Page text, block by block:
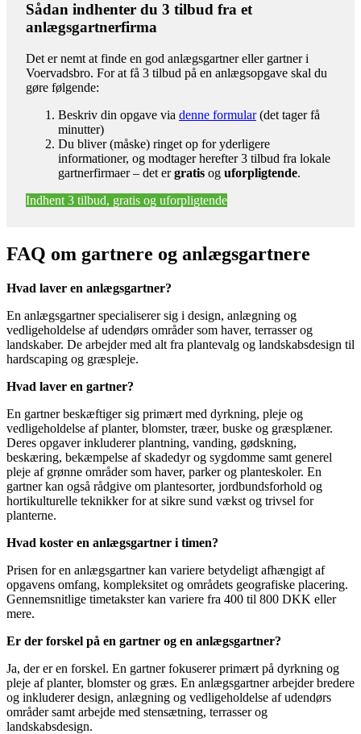
Sådan indhenter du 3 tilbud fra et
anlægsgartnerfirma
Det er nemt at finde en god anlægsgartner eller gartner i
Voervadsbro. For at få 3 tilbud på en anlægsopgave skal du
gøre følgende:
Beskriv din opgave via denne formular(det tager få
minutter)
Du bliver (måske) ringet op for yderligere
informationer, og modtager herefter 3 tilbud fra lokale
gartnerfirmaer – det ergratis og uforpligtende.
Indhent 3 tilbud, gratis og uforpligtende
FAQ om gartnere og anlægsgartnere
Hvad laver en anlægsgartner?
En anlægsgartner specialiserer sig i design, anlægning og
vedligeholdelse af udendørs områder som haver, terrasser og
landskaber. De arbejder med alt fra plantevalg og landskabsdesign til
hardscaping og græspleje.
Hvad laver en gartner?
En gartner beskæftiger sig primært med dyrkning, pleje og
vedligeholdelse af planter, blomster, træer, buske og græsplæner.
Deres opgaver inkluderer plantning, vanding, gødskning,
beskæring, bekæmpelse af skadedyr og sygdomme samt generel
pleje af grønne områder som haver, parker og planteskoler. En
gartner kan også rådgive om plantesorter, jordbundsforhold og
hortikulturelle teknikker for at sikre sund vækst og trivsel for
planterne.
Hvad koster en anlægsgartner i timen?
Prisen for en anlægsgartner kan variere betydeligt afhængigt af
opgavens omfang, kompleksitet og områdets geografiske placering.
Gennemsnitlige timetakster kan variere fra 400 til 800 DKK eller
mere.
Er der forskel på en gartner og en anlægsgartner?
Ja, der er en forskel. En gartner fokuserer primært på dyrkning og
pleje af planter, blomster og græs. En anlægsgartner arbejder bredere
og inkluderer design, anlægning og vedligeholdelse af udendørs
områder samt arbejde med stensætning, terrasser og
landskabsdesign.